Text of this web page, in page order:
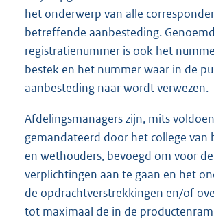
het onderwerp van alle
betreffende aanbesteding. Genoemd
registratienummer is ook het
bestek en het nummer waar in de
aanbesteding naar wordt verwezen.
Afdelingsmanagers zijn, mits
gemandateerd door het college van
en wethouders, bevoegd om voor
verplichtingen aan te gaan en het
de opdrachtverstrekkingen en/of
tot maximaal de in de